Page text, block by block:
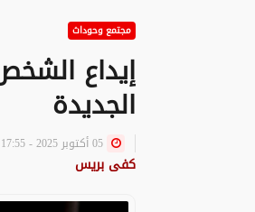
مجتمع وحوداث
إيداع
الجديدة
كفى بريس